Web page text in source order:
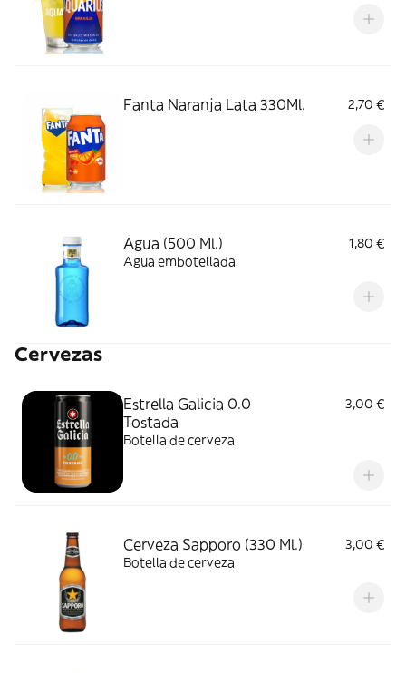
Fanta Naranja Lata 330Ml. 2,70 €
Agua (500 Ml.)
1,80 €
Agua embotellada
Cervezas
Estrella Galicia 0.0
Tostada
3,00 €
Botella de cerveza
Cerveza Sapporo (330 Ml.)
3,00 €
Botella de cerveza